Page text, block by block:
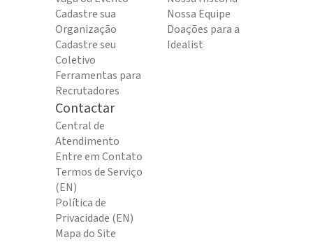
Cadastre sua
Organização
Cadastre seu
Coletivo
Ferramentas para
Recrutadores
Nossa Equipe
Doações para a
Idealist
Contactar
Central de
Atendimento
Entre em Contato
Termos de Serviço
(EN)
Política de
Privacidade (EN)
Mapa do Site